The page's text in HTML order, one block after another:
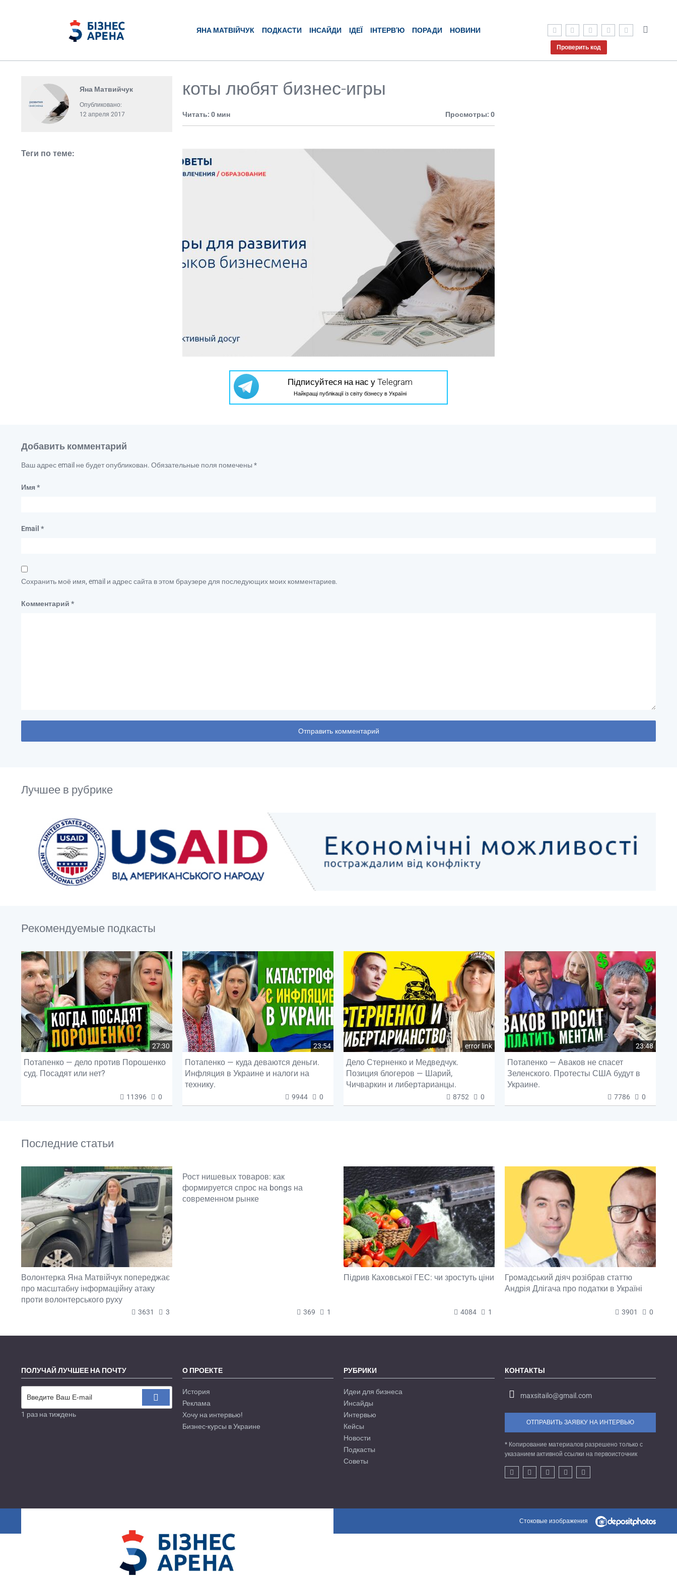
ЯНА МАТВІЙЧУК ПОДКАСТИ ІНСАЙДИ ІДЕЇ ІНТЕРВ’Ю ПОРАДИ НОВИНИ
Проверить код
Яна Матвийчук
Опубликовано:
12 апреля 2017
Теги по теме:
коты любят бизнес-игры
Читать: 0 мин Просмотры: 0
Підписуйтеся на нас у Telegram
Найкращі публікації із світу бізнесу в Україні
Добавить комментарий
Ваш адрес email не будет опубликован. Обязательные поля помечены *
Имя*
Email *
Сохранить моё имя, email и адрес сайта в этом браузере для последующих моих комментариев.
Комментарий *
Лучшее в рубрике
Рекомендуемые подкасты
27:30
Потапенко — дело против Порошенко
суд. Посадят или нет?
11396 0
23:54
Потапенко — куда деваются деньги.
Инфляция в Украине и налоги на
технику.
9944 0
error link
Дело Стерненко и Медведчук.
Позиция блогеров — Шарий,
Чичваркин и либертарианцы.
8752 0
23:48
Потапенко — Аваков не спасет
Зеленского. Протесты США будут в
Украине.
7786 0
Последние статьи
Волонтерка Яна Матвійчук попереджає
про масштабну інформаційну атаку
проти волонтерського руху
3631 3
Рост нишевых товаров: как
формируется спрос на bongs на
современном рынке
369 1
Підрив Каховської ГЕС: чи зростуть ціни
4084 1
Громадський діяч розібрав статтю
Андрія Длігача про податки в Україні
3901 0
ПОЛУЧАЙ ЛУЧШЕЕ НА ПОЧТУ
1 раз на тиждень
О ПРОЕКТЕ
История
Реклама
Хочу на интервью!
Бизнес-курсы в Украине
РУБРИКИ
Идеи для бизнеса
Инсайды
Интервью
Кейсы
Новости
Подкасты
Советы
КОНТАКТЫ
maxsitailo@gmail.com
ОТПРАВИТЬ ЗАЯВКУ НА ИНТЕРВЬЮ
* Копирование материалов разрешено только с
указанием активной ссылки на первоисточник
Стоковые изображения